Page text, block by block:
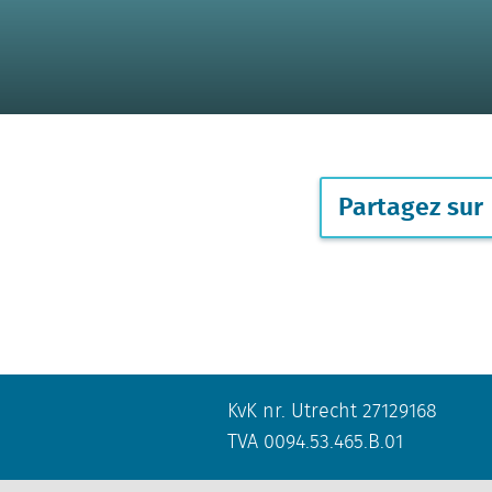
Partagez sur
KvK nr. Utrecht 27129168
TVA 0094.53.465.B.01